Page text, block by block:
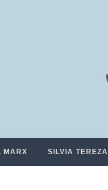
MARX SILVIA TEREZA